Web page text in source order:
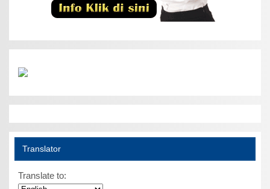
Translator
Translate to: